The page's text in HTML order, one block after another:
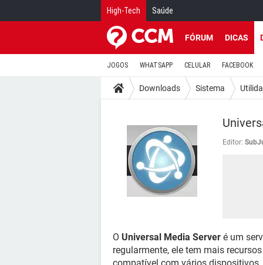
High-Tech Saúde
FÓRUM DICAS
JOGOS WHATSAPP CELULAR FACEBOOK
Downloads Sistema
Editor:
O Universal Media Server é um
regularmente, ele tem mais